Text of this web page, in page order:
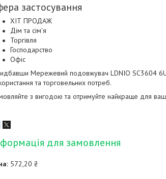
застосування
ХІТ ПРОДАЖ
Дім та сім'я
Торгівля
Господарство
Офіс
Мережевий подовжувач LDNIO SC3604
та торговельних потреб.
з вигодою та отримуйте найкраще для
для замовлення
572,20 ₴